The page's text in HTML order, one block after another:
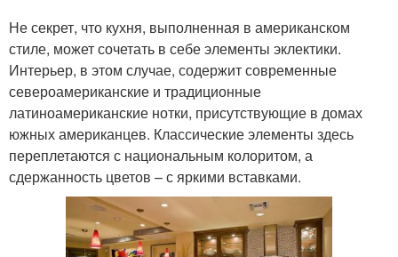
Не секрет, что кухня, выполненная в американском
стиле, может сочетать в себе элементы эклектики.
Интерьер, в этом случае, содержит современные
североамериканские и традиционные
латиноамериканские нотки, присутствующие в домах
южных американцев. Классические элементы здесь
переплетаются с национальным колоритом, а
сдержанность цветов – с яркими вставками.